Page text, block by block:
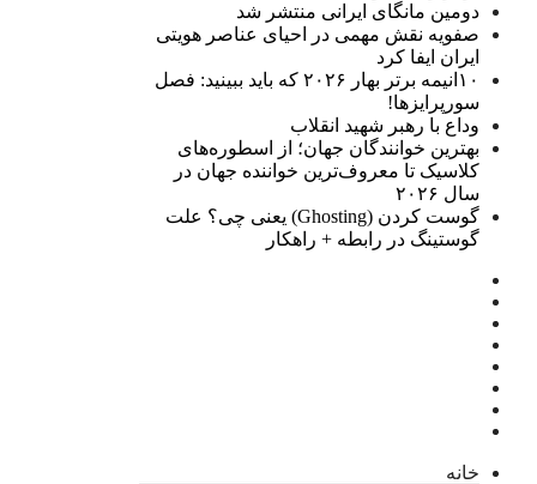
دومین مانگای ایرانی منتشر شد
صفویه نقش مهمی در احیای عناصر هویتی
ایران ایفا کرد
۱۰انیمه برتر بهار ۲۰۲۶ که باید ببینید: فصل
سورپرایزها!
وداع با رهبر شهید انقلاب
بهترین خوانندگان جهان؛ از اسطوره‌های
کلاسیک تا معروف‌ترین خواننده جهان در
سال ۲۰۲۶
گوست کردن (Ghosting) یعنی چی؟ علت
گوستینگ در رابطه + راهکار
خانه